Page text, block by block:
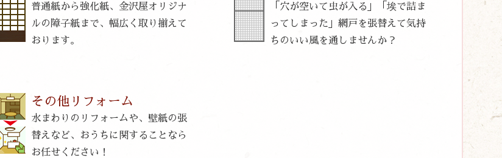
普通紙から強化紙、金沢屋オリジナ
ルの障子紙まで、幅広く取り揃えて
おります。
「穴が空いて虫が入る」「埃で詰ま
ってしまった」網戸を張替えて気持
ちのいい風を通しませんか？
その他リフォーム
水まわりのリフォームや、壁紙の張
替えなど、おうちに関することなら
お任せください！